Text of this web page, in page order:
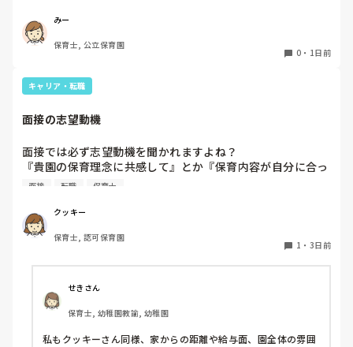
椅子に座って作業をすれば？
と、園で言われました。
なので、子ども椅子程度の高さの踏み台に座って、試してみ
ただじっと座っていても、5分も座ればお尻に痛みがきま
す。
この高さの作業だと意外に、
なること多いことに気づきました。
その度にあちらこちらに痛みが来て
立ち上がる時には、膝や太ももが固まり痛みが……
腰痛、膝痛お持ちの方は、どの程度の痛みで働かれているの
でしょうか。
出産等で、幾度か開腹手術をしましたが、翌日には歩けまし
たし…
今回は、今少し治まっている痛みがぶり返したどうしようと
4月から私への執着が強かったのですが、特に寝かしつけの
時に私がそばに行かないと繰り返し大きい声で呼んだり私が
寝かしつけしている子にちょっかいを出したり、何回もトイ
もしばしば…
パンツで寝れる子が増えてきて、寝かしつけの時にトイレに
うとするとその子も行きたがります。
ので、その子には待っててねといい外に出ていました。今日
はそれで2回漏らしています。
2回目は私は見ていないのですが、かなり微量だったそう
しているように見えると言われました。
日頃からそのことの関わりはしっかり持てるように意識はし
ていますが…
みー
保育士, 公立保育園
0 ・ 1日前
キャリア・転職
面接の志望動機
面接では必ず志望動機を聞かれますよね？
『貴園の保育理念に共感して』とか『保育内容が自分に合っ
てると思いました』等々が多いかと思いますが、実際はどう
私自身、園の雰囲気とか園の規模、保育内容は勘案しますが
正直なところ、家から通いやすいか、給与はどうか…という
ところに重きを置いています
皆さんは、志望動機をどのように答えていますか？また、本
音はどうですか？
面接 転職 保育士
クッキー
保育士, 認可保育園
1 ・ 3日前
せきさん
保育士, 幼稚園教諭, 幼稚園
私もクッキーさん同様、家からの距離や給与面、園全体の雰囲